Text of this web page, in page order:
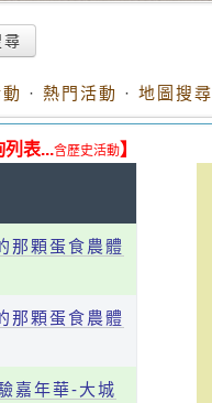
· 熱門活動 · 地圖搜尋
列表...含歷史活動】
那顆蛋食農體
那顆蛋食農體
嘉年華-大城